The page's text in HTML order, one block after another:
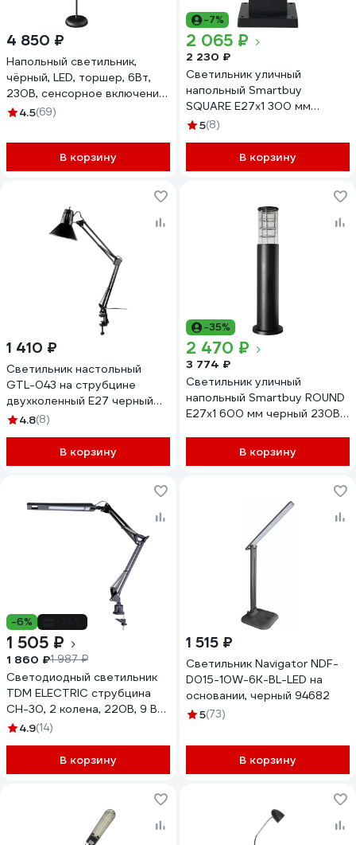
4 850 ₽
Напольный светильник,
чёрный, LED, торшер, 6Вт,
230В, сенсорное включение,
4 уровня яркости, 4000К
4.5(69)
В корзину
-7%
2 065 ₽
2 230 ₽
Светильник уличный
напольный Smartbuy
SQUARE E27х1 300 мм
черный 230В IP65 SBL16757
5(8)
В корзину
1 410 ₽
Светильник настольный
GTL-043 на струбцине
двухколенный Е27 черный
700х168мм General Lighting
4.8(8)
В корзину
-35%
2 470 ₽
3 774 ₽
Светильник уличный
напольный Smartbuy ROUND
Е27х1 600 мм черный 230В
В корзину
-6%
1 505 ₽
1 860 ₽1 987 ₽
Светодиодный светильник
TDM ELECTRIC струбцина
СН-30, 2 колена, 220В, 9 Вт,
5000К, черный, SQ0337-
4.9(14)
В корзину
1 515 ₽
Светильник Navigator NDF-
D015-10W-6K-BL-LED на
основании, черный 94682
5(73)
В корзину